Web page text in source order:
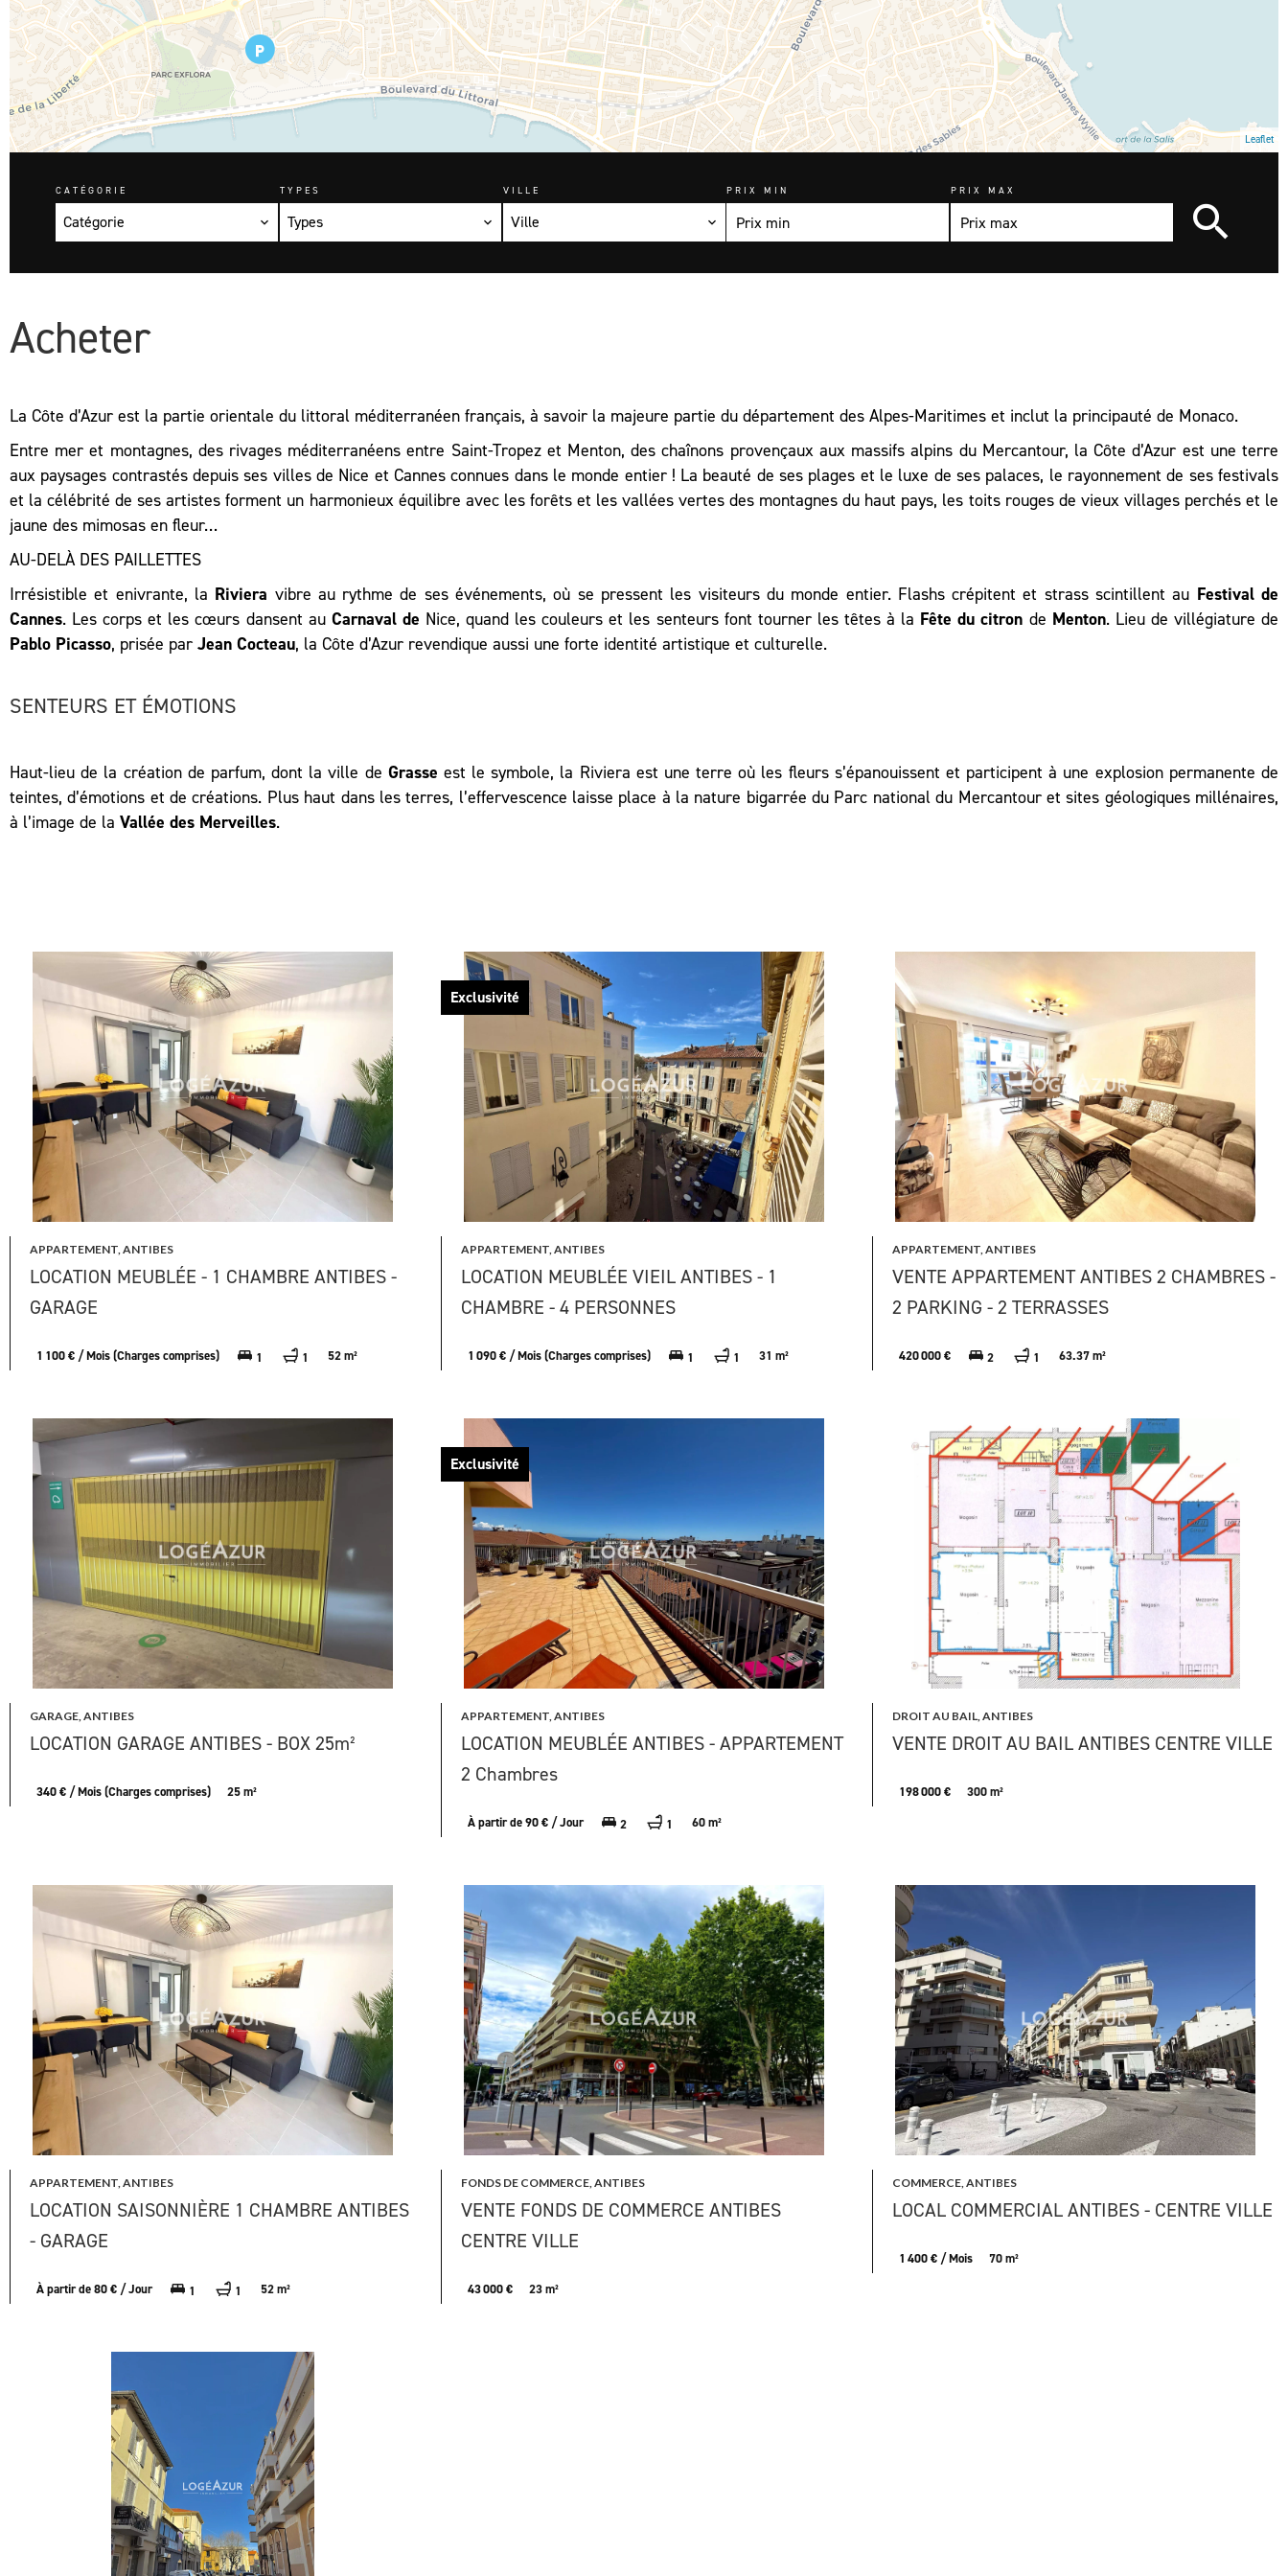
Leaflet
CATÉGORIE
Catégorie
TYPES
Types
VILLE
Ville
PRIX MIN PRIX MAX
Acheter
La Côte d’Azur est la partie orientale du littoral méditerranéen français, à savoir la majeure partie du département des Alpes-Maritimes et inclut la principauté de Monaco.
Entre mer et montagnes, des rivages méditerranéens entre Saint-Tropez et Menton, des chaînons provençaux aux massifs alpins du Mercantour, la Côte d’Azur est une terre
aux paysages contrastés depuis ses villes de Nice et Cannes connues dans le monde entier ! La beauté de ses plages et le luxe de ses palaces, le rayonnement de ses festivals
et la célébrité de ses artistes forment un harmonieux équilibre avec les forêts et les vallées vertes des montagnes du haut pays, les toits rouges de vieux villages perchés et le
jaune des mimosas en fleur…
AU-DELÀ DES PAILLETTES
Irrésistible et enivrante, la Riviera vibre au rythme de ses événements, où se pressent les visiteurs du monde entier. Flashs crépitent et strass scintillent au Festival de
Cannes. Les corps et les cœurs dansent au Carnaval de Nice, quand les couleurs et les senteurs font tourner les têtes à la Fête du citron de Menton. Lieu de villégiature de
Pablo Picasso, prisée par Jean Cocteau, la Côte d’Azur revendique aussi une forte identité artistique et culturelle.
SENTEURS ET ÉMOTIONS
Haut-lieu de la création de parfum, dont la ville de Grasse est le symbole, la Riviera est une terre où les fleurs s’épanouissent et participent à une explosion permanente de
teintes, d’émotions et de créations. Plus haut dans les terres, l’effervescence laisse place à la nature bigarrée du Parc national du Mercantouret sites géologiques millénaires,
à l’image de la Vallée des Merveilles.
APPARTEMENT, ANTIBES
LOCATION MEUBLÉE - 1 CHAMBRE ANTIBES -
GARAGE
1 100 € / Mois (Charges comprises) 1 1 52 m²
APPARTEMENT, ANTIBES
LOCATION MEUBLÉE VIEIL ANTIBES - 1
CHAMBRE - 4 PERSONNES
1 090 € / Mois (Charges comprises) 1 1 31 m²
Exclusivité
APPARTEMENT, ANTIBES
VENTE APPARTEMENT ANTIBES 2 CHAMBRES -
2 PARKING - 2 TERRASSES
420 000 € 2 1 63.37 m²
GARAGE, ANTIBES
LOCATION GARAGE ANTIBES - BOX 25m²
340 € / Mois (Charges comprises) 25 m²
APPARTEMENT, ANTIBES
LOCATION MEUBLÉE ANTIBES - APPARTEMENT
2 Chambres
À partir de 90 € / Jour 2 1 60 m²
Exclusivité
DROIT AU BAIL, ANTIBES
VENTE DROIT AU BAIL ANTIBES CENTRE VILLE
198 000 € 300 m²
APPARTEMENT, ANTIBES
LOCATION SAISONNIÈRE 1 CHAMBRE ANTIBES
- GARAGE
À partir de 80 € / Jour 1 1 52 m²
FONDS DE COMMERCE, ANTIBES
VENTE FONDS DE COMMERCE ANTIBES
CENTRE VILLE
43 000 € 23 m²
COMMERCE, ANTIBES
LOCAL COMMERCIAL ANTIBES - CENTRE VILLE
1 400 € / Mois 70 m²